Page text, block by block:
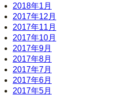
2018年1月
2017年12月
2017年11月
2017年10月
2017年9月
2017年8月
2017年7月
2017年6月
2017年5月